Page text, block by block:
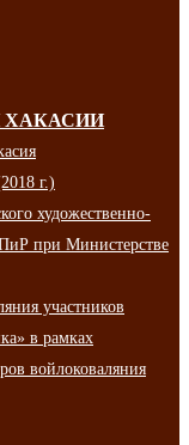
ХАКАСИИ
г.)
художественно-
при Министерстве
участников
в рамках
войлоковаляния